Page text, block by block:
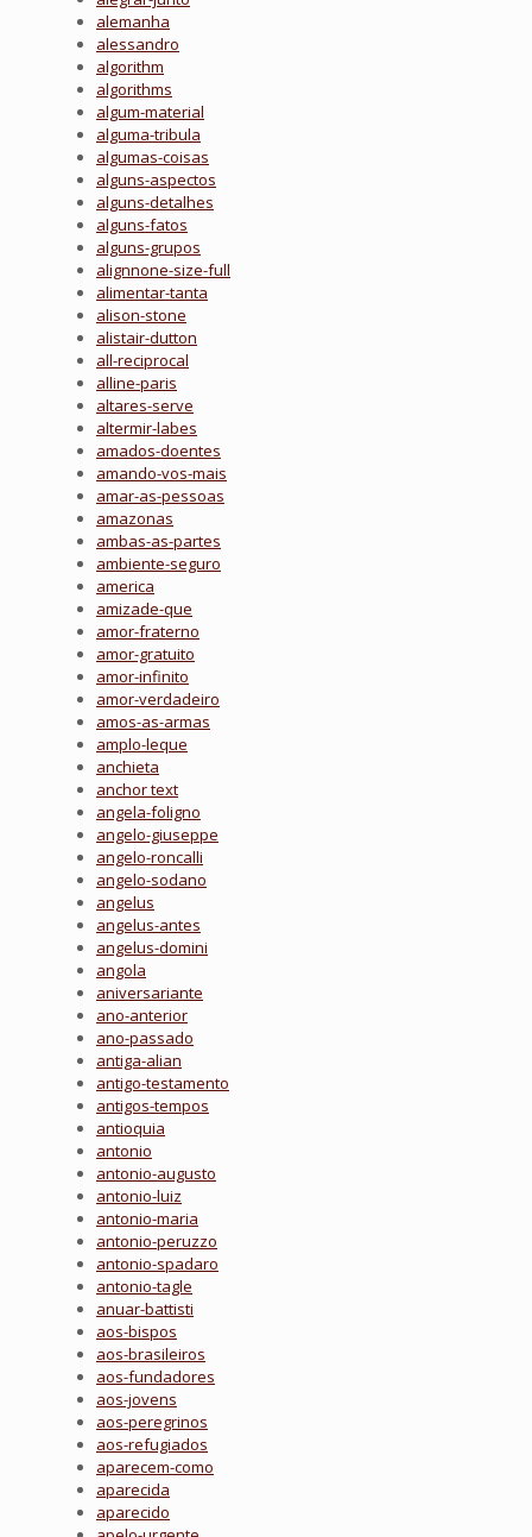
alemanha
alessandro
algorithm
algorithms
algum-material
alguma-tribula
algumas-coisas
alguns-aspectos
alguns-detalhes
alguns-fatos
alguns-grupos
alignnone-size-full
alimentar-tanta
alison-stone
alistair-dutton
all-reciprocal
alline-paris
altares-serve
altermir-labes
amados-doentes
amando-vos-mais
amar-as-pessoas
amazonas
ambas-as-partes
ambiente-seguro
america
amizade-que
amor-fraterno
amor-gratuito
amor-infinito
amor-verdadeiro
amos-as-armas
amplo-leque
anchieta
anchor text
angela-foligno
angelo-giuseppe
angelo-roncalli
angelo-sodano
angelus
angelus-antes
angelus-domini
angola
aniversariante
ano-anterior
ano-passado
antiga-alian
antigo-testamento
antigos-tempos
antioquia
antonio
antonio-augusto
antonio-luiz
antonio-maria
antonio-peruzzo
antonio-spadaro
antonio-tagle
anuar-battisti
aos-bispos
aos-brasileiros
aos-fundadores
aos-jovens
aos-peregrinos
aos-refugiados
aparecem-como
aparecida
aparecido